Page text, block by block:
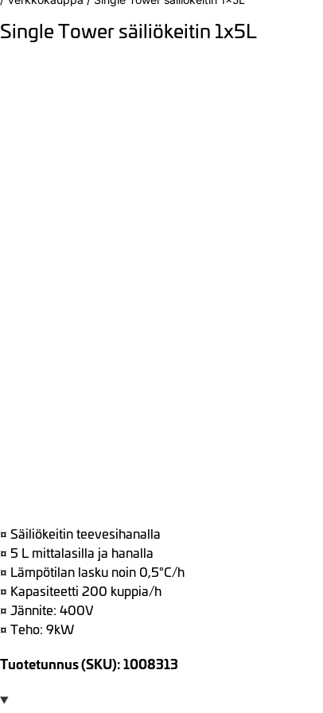
Single Tower säiliökeitin 1x5L
¤ Säiliökeitin teevesihanalla
¤ 5 L mittalasilla ja hanalla
¤ Lämpötilan lasku noin 0,5°C/h
¤ Kapasiteetti 200 kuppia/h
¤ Jännite: 400V
¤ Teho: 9kW
Tuotetunnus (SKU): 1008313